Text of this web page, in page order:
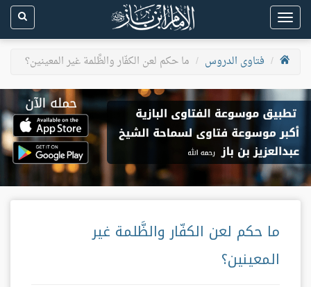
Toggle
navigation
فتاوى الدروس
ما حكم لعن الكفّار والظَّلمة غير المعينين؟
ما حكم لعن الكفّار والظَّلمة غير
المعينين؟